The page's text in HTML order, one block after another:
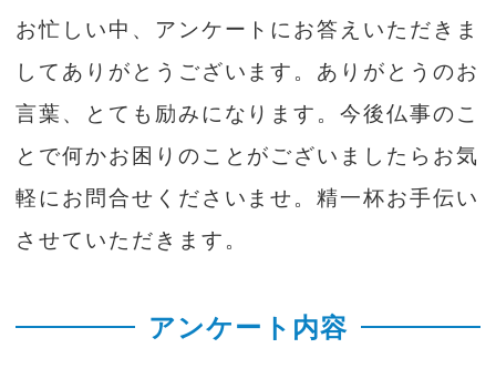
お忙しい中、アンケートにお答えいただきま
してありがとうございます。ありがとうのお
言葉、とても励みになります。今後仏事のこ
とで何かお困りのことがございましたらお気
軽にお問合せくださいませ。精一杯お手伝い
させていただきます。
アンケート内容